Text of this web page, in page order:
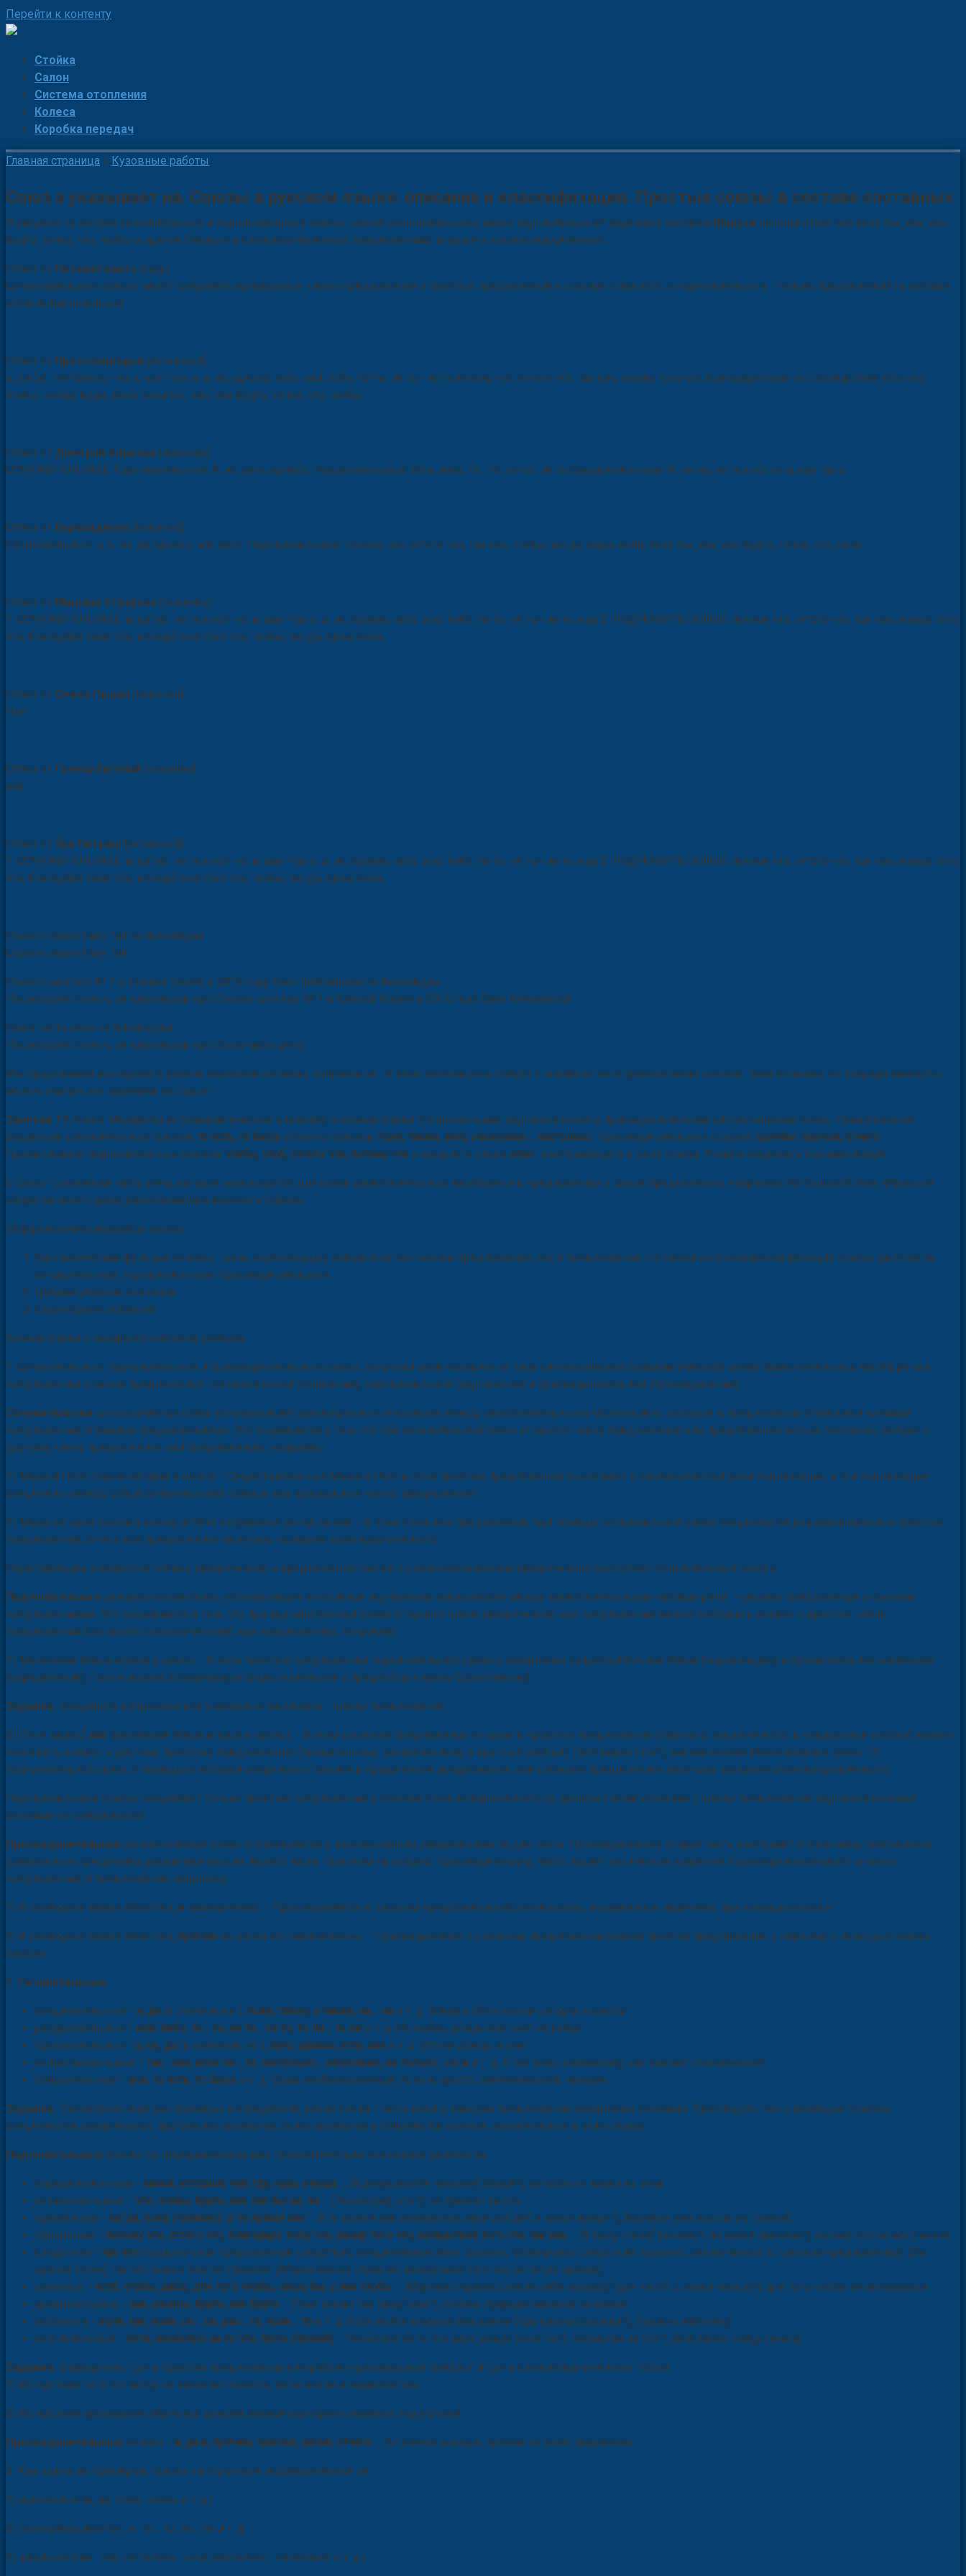
Перейти к контенту
Стойка
Салон
Система отопления
Колеса
Коробка передач
Главная страница » Кузовные работы
Союз а указывает на. Союзы в русском языке: описание и классификация. Простые союзы в составе составных
В разделе на вопрос сочинительные и подчинительные союзы...какие сочинительные,а какие подчиительные? заданный автором Маруся лучший ответ это если бы, как, как
будто, точно, что, чтобы и другие.Первые в сложносочинённых предложениях, вторые-в сложноподчинённых.
Ответ от Посоветовать [гуру]
Сочинимтельные союзы могут соединять однородные члены предложения и простые предложения в составе сложного, а подчинительные - только предложения (в составе
сложноподчиненных).
Ответ от Простонародье [активный]
и, да (и) , не только--но и, как--так и, а, но, однако, зато, или, либо, то-то, не то--не топотому что, оттого что, так как, ввиду того что, благодаря тому что, вследствие того что,
чтобы, когда, едва, если, если бы, как, как будто, точно, что, чтобы
Ответ от Дмитрий Апрелов [новичек]
СОЧИНИТЕЛЬНЫЕ: Противительные: А, но, зато, однако...Разделительные: Или, либо, то... то, не то...не то.Соединительные: И, ни ни, не только но и, как так и.
Ответ от Евровидение [новичек]
Сочинительные: и, а, но, да, однако, же, зато...Подчинительные: потому что, оттого что, так как, чтобы, когда, едва, если, если бы, как, как будто, точно, что, пока...
Ответ от Мишаня Страусов [новичек]
1. СОЧИНИТЕЛЬНЫЕ: и, да (и) , не только--но и, как--так и, а, но, однако, зато, или, либо, то-то, не то--не то и др.2. ПОДЧИНИТЕЛЬНЫЕ: потому что, оттого что, так как, ввиду того
что, благодаря тому что, вследствие того что, чтобы, когда, едва, если,
Ответ от Олеся Пырля [новичек]
Ннн
Ответ от Гончар Евгений [новичек]
ааа
Ответ от Ўра Петраш [активный]
1. СОЧИНИТЕЛЬНЫЕ: и, да (и) , не только--но и, как--так и, а, но, однако, зато, или, либо, то-то, не то--не то и др.2. ПОДЧИНИТЕЛЬНЫЕ: потому что, оттого что, так как, ввиду того
что, благодаря тому что, вследствие того что, чтобы, когда, едва, если,
Список серий Fairy Tail на Википедии
Список серий Fairy Tail
Список синглов № 1 в Южной Корее в 2015 году Gaon International на Википедии
Посмотрите статью на википедии про Список синглов № 1 в Южной Корее в 2015 году Gaon International
Союз часть речи на Википедии
Посмотрите статью на википедии про Союз часть речи
Мы продолжаем исследовать уровни языковой системы, опираясь на . В этом занятии речь пойдет о морфологии и правописании союзов. Тема большая, но впереди каникулы,
можно считать это заданием на отдых!
Занятие 17. Союз. Морфология (грамматическое значение) и комментарии. Сочинительная, подчинительная и присоединительная синтаксическая связь. Правописание
раздельно сочинительных союзов то есть, то бишь и слитно союзов тоже, также, зато, насколько… настолько , присоединительных союзов причём, притом, отчего .
Правописание подчинительных союзов чтобы, чтоб, оттого что, потому что и вводного слова итак , выступающего в роли союза. Учимся создавать высказывания
I. Союз - служебная часть речи, которая используется для связи самостоятельных частей речи в предложении и самих предложений, например: На большой ёлке, что росла
напротив моего дома, расположились вороны и сороки.
Морфологический разбор союза.
Синтаксическая функция союзов - роль скрепляющих элементов как членов предложения, так и предложений. По своей синтаксической функции союзы делятся на
сочинительные, подчинительные, присоединительные.
Грамматические значения.
Структурное строение.
Комментарии к морфологическому разбору
1. Сочинительные, подчинительные и присоединительные союзы получили своё название от типа синтаксической (грамматической) связи самостоятельных частей речи в
предложении и самих предложений - сочинительной (сочинения), подчинительной (подчинения) и присоединительной (присоединения).
Сочинительная синтаксическая связь устанавливает равноправные отношения между самостоятельными частями речи, которые в предложении становятся членами
предложения, и самими предложениями. Это выражается в том, что при сочинительной связи от одного члена предложения или предложения нельзя поставить вопрос к
другому члену предложения или предложению, например:
1) Маша и Петя пошли сегодня в школу. - Существительные Маша и Петя в этом простом предложении выступают в синтаксической роли подлежащих, и эти подлежащие
соединены между собой сочинительной связью как однородные члены предложения.
2) Маша сегодня пошла в школу, и Петя отправился вслед за ней. - В этом сложном предложении при помощи сочинительной связи соединяются два равноправных простых
предложения, отчего всё предложение получило название сложносочинённого.
Скрепляющим элементом членов предложения и предложений-частей в сложносочинённом предложении выступает сочинительный союз и .
Подчинительная синтаксическая связь устанавливает отношения подчинения, зависимости между самостоятельными частями речи - членами предложения и самими
предложениями. Это выражается в том, что при подчинительной связи от одного члена предложения или предложения можно поставить вопрос к другому члену
предложения (составить словосочетание) или предложению, например:
1) Маленькая Маша играла в куклы. - В этом простом предложении подчинительной связью соединены существительное Маша (подлежащее) и прилагательное маленькая
(определение), глагол играла (сказуемое) и существительное с предлогом в куклы (дополнение).
Задание. Соедините вопросами все указанные части речи - члены предложения.
2) [Петя видел], как (маленькая Маша играла в куклы). - В этом сложном предложении от одного простого предложения (главного, заключённого в квадратные скобки) можно
поставить вопрос к другому простому предложению (придаточному, заключённому в круглые скобки): Петя видел (что?), как маленькая Маша играла в куклы. От
подчинительной связи, с помощью которой соединены главное и придаточное предложения, всё сложное предложение получило название сложноподчинённого.
Подчинительные союзы соединяют только простые предложения в составе сложноподчинённого (в данном случае союз как ), члены предложения подчинительными
союзами не соединяются.
Присоединительная синтаксическая связь употребляется в высказывании, разделённом на две части. Присоединяемая вторая часть выступает уточнением, пояснением,
добавочным суждением, развитием мысли первой части. При этом на вторую, присоединяемую, часть падает логическое ударение. Присоединяться могут и члены
предложения, и предложения, например:
1) В свободное время Иван пел, и замечательно. - Присоединяется в простом предложении обстоятельство, выраженное наречием, при помощи союза и .
2) В свободное время Иван пел, притом он делал это замечательно. - Присоединяется в сложном предложении второе простое предложение к первому с помощью союза
притом .
2. Сочинительные
соединительные - и, да (в значении и ), тоже, также, а также, ни… ни и т. д. Маша и Петя пошли сегодня в школу.
разделительные - или, либо, то… то, не то… не то, то ли… то ли и т. д. Не пойму, дождь или снег на улице.
противительные - а, но, да (в значении но ), зато, однако, хотя, как и т. д. Это не дождь, а снег.
сопоставительные - так… как, если не… то, настолько… насколько, не только… но и и т. д. Я так знаю математику, как хватает способностей.
пояснительные - или, то есть, то бишь и т. д. Саша необыкновенный, то есть просто замечательный, человек.
Задание. Посмотрите ещё раз примеры и определите, какие слова - части речи в каждом предложении соединены союзами. Проследите, как с помощью союзов
соединяются, разделяются, противопоставляются, сопоставляются и поясняются понятия, заключённые в этих словах.
Подчинительные союзы по передаваемым ими грамматическим значениям делятся на:
определительные - какой, который, чей, где, куда, откуда … [ В дверь вошёл человек] (какой?), которого я видел из окна.
изъяснительные - что, чтобы, будто, как, как бы не, ли … [ Посмотри] (что?), не пришел ли кто.
временные - когда, пока, покамест, в то время как … В то время как занималась заря (когда?, в какое время?), [корабли уже вышли из гавани].
причинные - потому что, оттого что, благодаря тому что, ввиду того что, вследствие того что, так как … [Я пишу стихи] (почему?, по какой причине?), потому что не могу иначе.
следствия - так что (придаточные предложения следствия, соединяемые этим союзом, обозначают следствие причины, заключённой в главном предложении). [Он
оделся тепло], так что мороз ему не страшен. (Мороз ему не страшен, вследствие того что он тепло оделся).
целевые - чтоб, чтобы, дабы, для того чтобы, лишь бы, с тем чтобы … [Марина старалась вести себя хорошо] (для чего?, с какой челью?), для того чтобы её не наказали.
сравнительные - как, словно, будто, как будто … [Снег сыпал так тихо] (как?), словно природа замерла на время.
условные - если, как, коли, ли… ли, раз… то, если… то и т. д. Если выйти в мороз без шапки (при каком условии?), [ можно заболеть].
уступительные -хотя, несмотря на то что, пусть (пускай) … Несмотря на то что идёт дождь (хотя что?, несмотря на что?), [всё равно пойду гулять] .
Задание. Определите, где в простом предложении употреблён производный предлог и где в сложноподчинённом - союз.
1) Вследствие того что автор не закончил повесть, её не взяли в издательство.
2) Вследствие прошедших обильных дождей урожай картофеля оказался под угрозой.
Присоединительные союзы - и, да и, причём, притом, затем, отчего … Он учился хорошо, причём по всем предметам.
3. Как видно из примеров, союзы по структуре подразделяются на:
1) одиночные (и, да, тоже, чтобы и т. д.)
2) повторяющиеся (и… и, то… то, ли… ли и т. д.
3) двойные (так… как, не только… но и, настолько… насколько и т. д.).